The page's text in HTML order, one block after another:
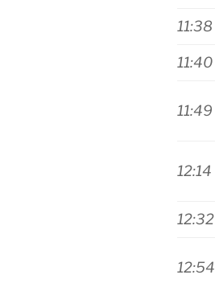
11:38
11:40
11:49
12:14
12:32
12:54